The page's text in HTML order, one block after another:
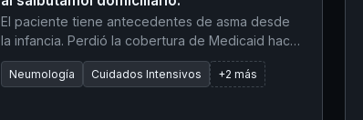
El paciente tiene antecedentes de asma desde
la infancia. Perdió la cobertura de Medicaid hace
dos meses debido a la omisión de una carta de
renovación de datos, lo que le impidió costear
Neumología Cuidados Intensivos +2 más